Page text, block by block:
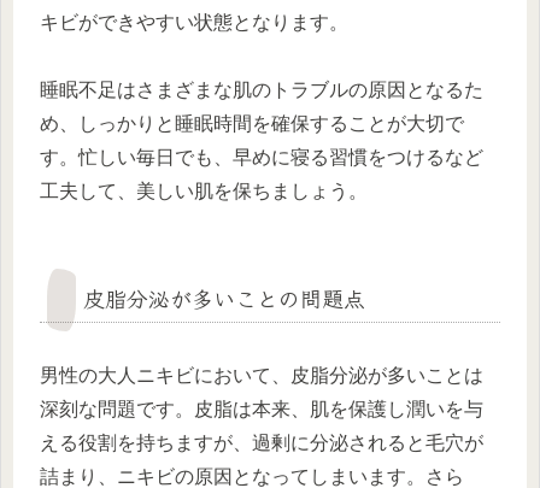
キビができやすい状態となります。
睡眠不足はさまざまな肌のトラブルの原因となるた
め、しっかりと睡眠時間を確保することが大切で
す。忙しい毎日でも、早めに寝る習慣をつけるなど
工夫して、美しい肌を保ちましょう。
皮脂分泌が多いことの問題点
男性の大人ニキビにおいて、皮脂分泌が多いことは
深刻な問題です。皮脂は本来、肌を保護し潤いを与
える役割を持ちますが、過剰に分泌されると毛穴が
詰まり、ニキビの原因となってしまいます。さら